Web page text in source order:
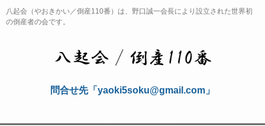
八起会（やおきかい／倒産110番）は、野口誠一会長により設立された世界初
の倒産者の会です。
問合せ先「yaoki5soku@gmail.com」